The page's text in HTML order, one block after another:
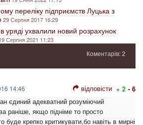
переліку підприємств Луцька з
29 Серпня 2017 16:29
уряді ухвалили новий розрахунок
Серпня 2021 11:23
Коментарів: 2
14:46 відповісти + 2 - 6
єдиний адекватний розуміючий
раніше, якщо підніме то просто
буде крепко критикувати,бо навіть в мирні